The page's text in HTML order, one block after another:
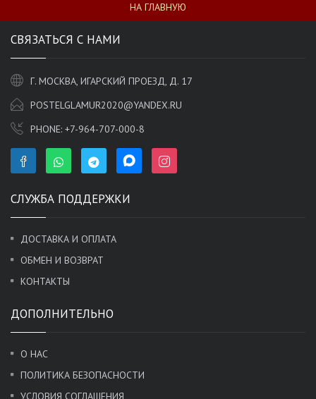
НА ГЛАВНУЮ
СВЯЗАТЬСЯ С НАМИ
Г. МОСКВА, ИГАРСКИЙ ПРОЕЗД, Д. 17
POSTELGLAMUR2020@YANDEX.RU
PHONE: +7-964-707-000-8
СЛУЖБА ПОДДЕРЖКИ
ДОСТАВКА И ОПЛАТА
ОБМЕН И ВОЗВРАТ
КОНТАКТЫ
ДОПОЛНИТЕЛЬНО
О НАС
ПОЛИТИКА БЕЗОПАСНОСТИ
УСЛОВИЯ СОГЛАШЕНИЯ